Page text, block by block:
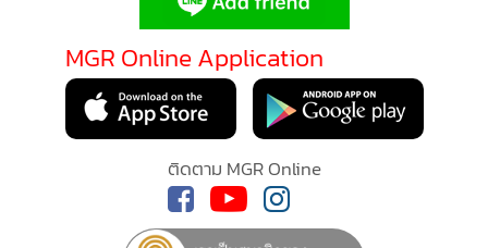
ติดตามข่าวสารผ่านทาง LINE